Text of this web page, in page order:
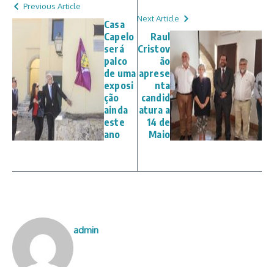
Previous Article
Casa
Capelo
será
palco
de uma
exposi
ção
ainda
este
ano
Next Article
Raul
Cristov
ão
aprese
nta
candid
atura a
14 de
Maio
admin